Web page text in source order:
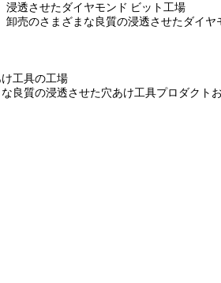
浸透させたダイヤモンド ビット工場
売のさまざまな良質の浸透させたダイ
工具の工場
質の浸透させた穴あけ工具プロダクト